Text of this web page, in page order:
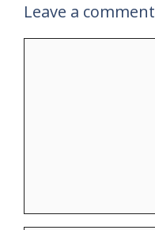
Leave a comment